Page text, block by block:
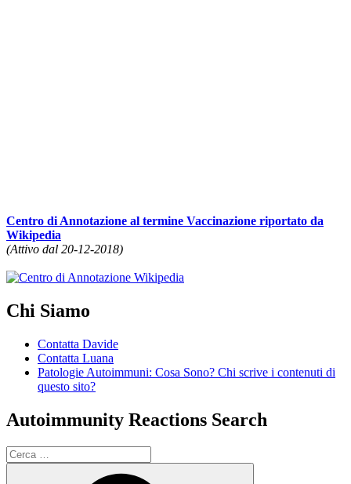
Centro di Annotazione al termine Vaccinazione riportato da
Wikipedia
(Attivo dal 20-12-2018)
Chi Siamo
Contatta Davide
Contatta Luana
Patologie Autoimmuni: Cosa Sono? Chi scrive i contenuti di
questo sito?
Autoimmunity Reactions Search
Cerca: